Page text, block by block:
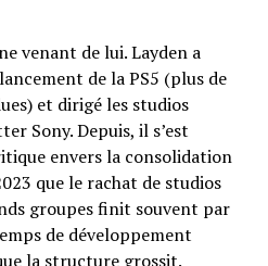
venant de lui. Layden a
de la PS5 (plus de
et dirigé les studios
Sony. Depuis, il s’est
envers la consolidation
que le rachat de studios
groupes finit souvent par
de développement
la structure grossit.